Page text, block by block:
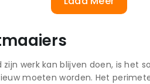
werk kan blijven doen, is het
moeten worden. Het